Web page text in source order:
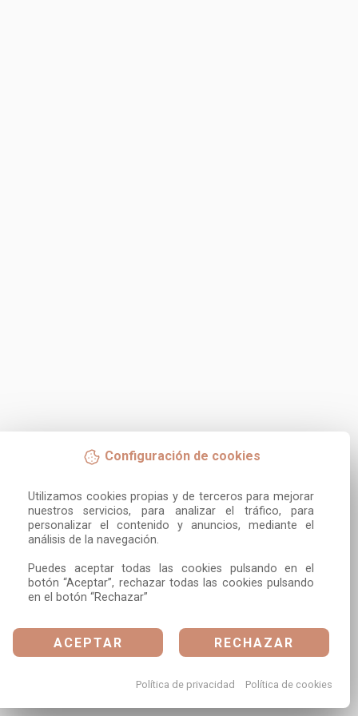
Configuración de cookies
Utilizamos cookies propias y de terceros para mejorar
nuestros servicios, para analizar el tráfico, para
personalizar el contenido y anuncios, mediante el
análisis de la navegación.
Puedes aceptar todas las cookies pulsando en el
botón “Aceptar”, rechazar todas las cookies pulsando
en el botón “Rechazar”
ACEPTAR RECHAZAR
Política de privacidad Política de cookies